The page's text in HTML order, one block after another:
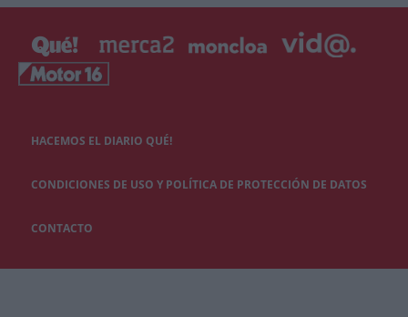
HACEMOS EL DIARIO QUÉ!
CONDICIONES DE USO Y POLÍTICA DE PROTECCIÓN DE DATOS
CONTACTO